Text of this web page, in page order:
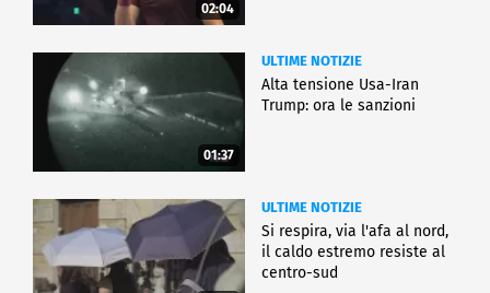
02:04
01:37
ULTIME NOTIZIE
Alta tensione Usa-Iran
Trump: ora le sanzioni
ULTIME NOTIZIE
Si respira, via l'afa al nord,
il caldo estremo resiste al
centro-sud